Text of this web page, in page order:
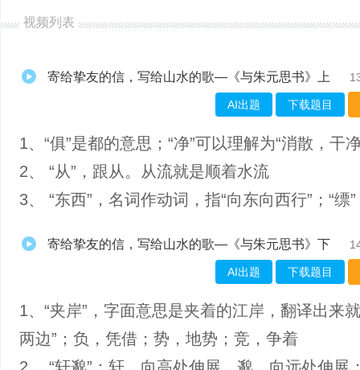
视频列表
寄给挚友的信，写给山水的歌—《与朱元思书》上
AI出题 下载题目
1、“俱”是都的意思；“净”可以理解为“消散，干
2、 “从”，跟从。从流就是顺着水流
3、 “东西”，名词作动词，指“向东向西行”；“缥
寄给挚友的信，写给山水的歌—《与朱元思书》下
AI出题 下载题目
1、“夹岸”，字面意思是夹着的江岸，翻译出来
两边”；负，凭借；势，地势；竞，争着